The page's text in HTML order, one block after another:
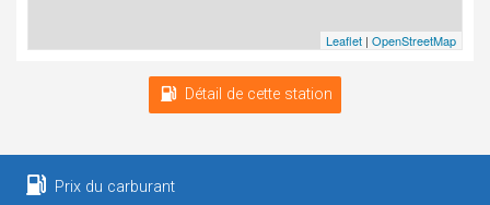
Leaflet | OpenStreetMap
Détail de cette station
Prix du carburant